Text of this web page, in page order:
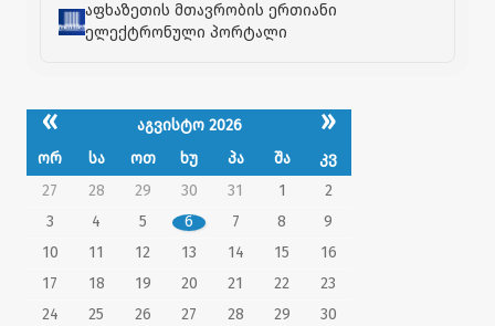
აფხაზეთის მთავრობის ერთიანი
ელექტრონული პორტალი
« აგვისტო 2026 »
ორ სა ოთ ხუ პა შა
კვ
27
28 29 30 31 1
2
3
4 5 6 7 8
9
10
11 12 13 14 15
16
17
18 19 20 21 22
23
24
25 26 27 28 29
30